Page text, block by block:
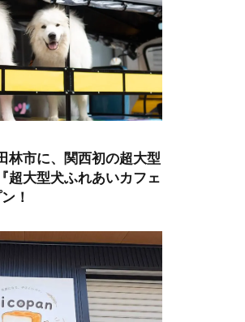
林市に、関西初の超大型
超大型犬ふれあいカフェ
！